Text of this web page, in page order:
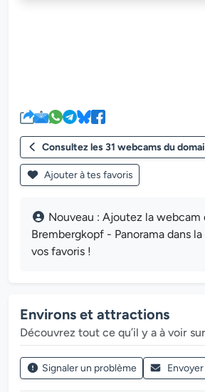
Consultez les 31 webcams du
Ajouter à tes favoris
Nouveau : Ajoutez la webcam
Brembergkopf - Panorama dans
vos favoris !
Environs et attractions
Découvrez tout ce qu’il y a à voir
Signaler un problème